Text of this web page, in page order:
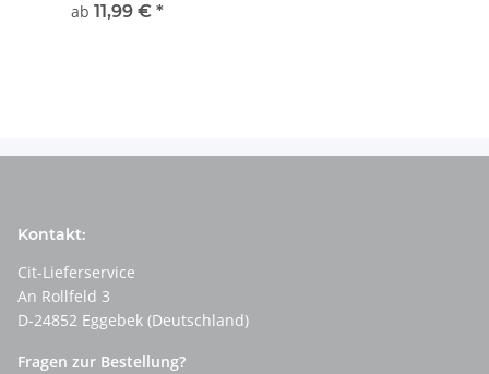
ab 11,99 € *
Kontakt:
Cit-Lieferservice
An Rollfeld 3
D-24852 Eggebek (Deutschland)
Fragen zur Bestellung?